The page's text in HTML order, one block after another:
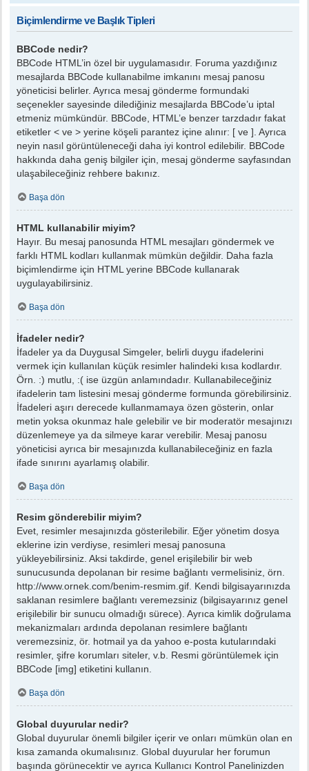
Biçimlendirme ve Başlık Tipleri
BBCode nedir?
BBCode HTML’in özel bir uygulamasıdır. Foruma yazdığınız
mesajlarda BBCode kullanabilme imkanını mesaj panosu
yöneticisi belirler. Ayrıca mesaj gönderme formundaki
seçenekler sayesinde dilediğiniz mesajlarda BBCode’u iptal
etmeniz mümkündür. BBCode, HTML’e benzer tarzdadır fakat
etiketler < ve > yerine köşeli parantez içine alınır: [ ve ]. Ayrıca
neyin nasıl görüntüleneceği daha iyi kontrol edilebilir. BBCode
hakkında daha geniş bilgiler için, mesaj gönderme sayfasından
ulaşabileceğiniz rehbere bakınız.
Başa dön
HTML kullanabilir miyim?
Hayır. Bu mesaj panosunda HTML mesajları göndermek ve
farklı HTML kodları kullanmak mümkün değildir. Daha fazla
biçimlendirme için HTML yerine BBCode kullanarak
uygulayabilirsiniz.
Başa dön
İfadeler nedir?
İfadeler ya da Duygusal Simgeler, belirli duygu ifadelerini
vermek için kullanılan küçük resimler halindeki kısa kodlardır.
Örn. :) mutlu, :( ise üzgün anlamındadır. Kullanabileceğiniz
ifadelerin tam listesini mesaj gönderme formunda görebilirsiniz.
İfadeleri aşırı derecede kullanmamaya özen gösterin, onlar
metin yoksa okunmaz hale gelebilir ve bir moderatör mesajınızı
düzenlemeye ya da silmeye karar verebilir. Mesaj panosu
yöneticisi ayrıca bir mesajınızda kullanabileceğiniz en fazla
ifade sınırını ayarlamış olabilir.
Başa dön
Resim gönderebilir miyim?
Evet, resimler mesajınızda gösterilebilir. Eğer yönetim dosya
eklerine izin verdiyse, resimleri mesaj panosuna
yükleyebilirsiniz. Aksi takdirde, genel erişilebilir bir web
sunucusunda depolanan bir resime bağlantı vermelisiniz, örn.
http://www.ornek.com/benim-resmim.gif. Kendi bilgisayarınızda
saklanan resimlere bağlantı veremezsiniz (bilgisayarınız genel
erişilebilir bir sunucu olmadığı sürece). Ayrıca kimlik doğrulama
mekanizmaları ardında depolanan resimlere bağlantı
veremezsiniz, ör. hotmail ya da yahoo e-posta kutularındaki
resimler, şifre korumları siteler, v.b. Resmi görüntülemek için
BBCode [img] etiketini kullanın.
Başa dön
Global duyurular nedir?
Global duyurular önemli bilgiler içerir ve onları mümkün olan en
kısa zamanda okumalısınız. Global duyurular her forumun
başında görünecektir ve ayrıca Kullanıcı Kontrol Panelinizden